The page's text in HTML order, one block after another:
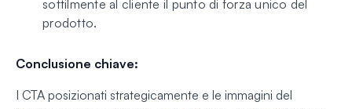
sottilmente al cliente il punto di forza unico del
prodotto.
Conclusione chiave:
I CTA posizionati strategicamente e le immagini del